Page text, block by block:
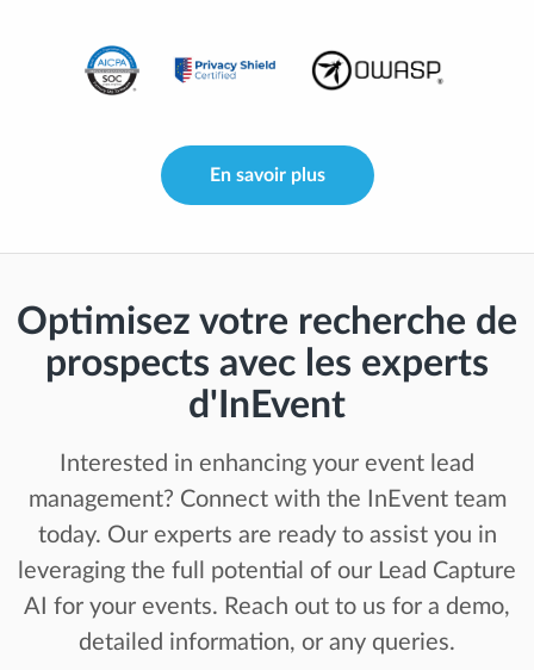
En savoir plus
Optimisez votre recherche de
prospects avec les experts
d'InEvent
Interested in enhancing your event lead
management? Connect with the InEvent team
today. Our experts are ready to assist you in
leveraging the full potential of our Lead Capture
AI for your events. Reach out to us for a demo,
detailed information, or any queries.